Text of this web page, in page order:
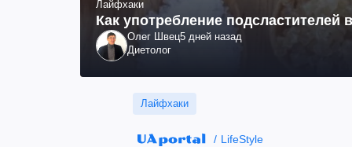
Лайфхаки
Как употребление подсластителей
Олег Швец5 дней назад
Диетолог
Лайфхаки
LifeStyle